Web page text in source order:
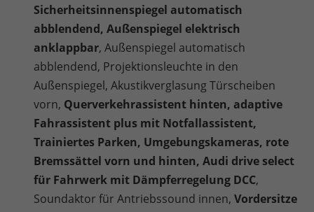
Sicherheitsinnenspiegel automatisch
abblendend, Außenspiegel elektrisch
anklappbar, Außenspiegel automatisch
abblendend, Projektionsleuchte in den
Außenspiegel, Akustikverglasung Türscheiben
vorn, Querverkehrassistent hinten, adaptive
Fahrassistent plus mit Notfallassistent,
Trainiertes Parken, Umgebungskameras, rote
Bremssättel vorn und hinten, Audi drive select
für Fahrwerk mit Dämpferregelung DCC,
Soundaktor für Antriebssound innen, Vordersitze